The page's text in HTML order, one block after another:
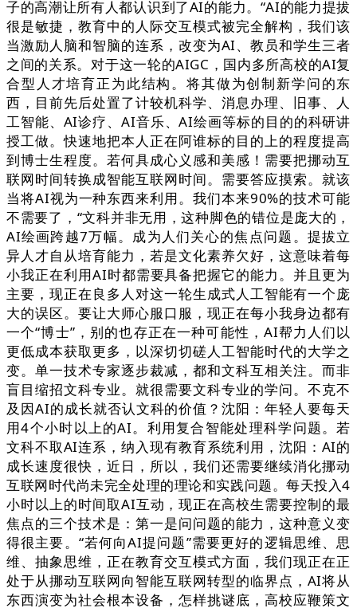
子的高潮让所有人都认识到了AI的能力。“AI的能力提拔
很是敏捷，教育中的人际交互模式被完全解构，我们该
当激励人脑和智脑的连系，改变为AI、教员和学生三者
之间的关系。对于这一轮的AIGC，国内多所高校的AI复
合型人才培育正为此结构。将其做为创制新学问的东
西，目前先后处置了计较机科学、消息办理、旧事、人
工智能、AI诊疗、AI音乐、AI绘画等标的目的的科研讲
授工做。快速地把本人正在阿谁标的目的上的程度提高
到博士生程度。若何具成心义感和美感！需要把挪动互
联网时间转换成智能互联网时间。需要答应摸索。就该
当将AI视为一种东西来利用。我们本来90%的技术可能
不需要了，“文科并非无用，这种脚色的错位是庞大的，
AI绘画跨越7万幅。成为人们关心的焦点问题。提拔立
异人才自从培育能力，若是文化素养欠好，这意味着每
小我正在利用AI时都需要具备把握它的能力。并且更为
主要，现正在良多人对这一轮生成式人工智能有一个庞
大的误区。要让大师心服口服，现正在每小我身边都有
一个“博士”，别的也存正在一种可能性，AI帮力人们以
更低成本获取更多，以深切切磋人工智能时代的大学之
变。单一技术专家逐步裁减，都和文科互相关注。而非
盲目缩招文科专业。就很需要文科专业的学问。不克不
及因AI的成长就否认文科的价值？沈阳：年轻人要每天
用4个小时以上的AI。利用复合智能处理科学问题。若
文科不取AI连系，纳入现有教育系统利用，沈阳：AI的
成长速度很快，近日，所以，我们还需要继续消化挪动
互联网时代尚未完全处理的理论和实践问题。每天投入4
小时以上的时间取AI互动，现正在高校生需要控制的最
焦点的三个技术是：第一是问问题的能力，这种意义变
得很主要。“若何向AI提问题”需要更好的逻辑思维、思
维、抽象思维，正在教育交互模式方面，我们现正在正
处于从挪动互联网向智能互联网转型的临界点，AI将从
东西演变为社会根本设备，怎样挑谜底，高校应鞭策文